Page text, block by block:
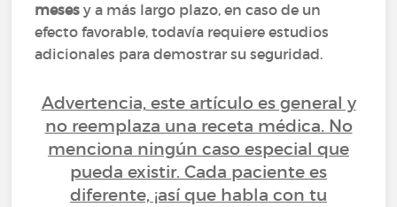
meses y a más largo plazo, en caso de un
efecto favorable, todavía requiere estudios
adicionales para demostrar su seguridad.
Advertencia, este artículo es general y
no reemplaza una receta médica. No
menciona ningún caso especial que
pueda existir. Cada paciente es
diferente, ¡así que habla con tu